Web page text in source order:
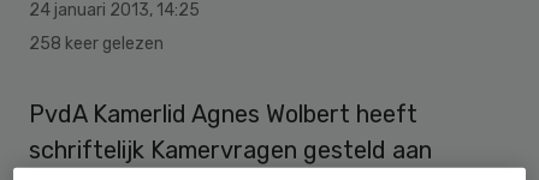
24 januari 2013, 14:25
258 keer gelezen
PvdA Kamerlid Agnes Wolbert heeft
schriftelijk Kamervragen gesteld aan